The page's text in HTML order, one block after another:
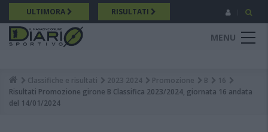
Salta
al
contenuto
principale
ULTIMORA RISULTATI
MENU
Breadcrumb
Classifiche e risultati 2023 2024 Promozione B
16
Risultati Promozione girone B Classifica 2023/2024, giornata 16 andata
del 14/01/2024